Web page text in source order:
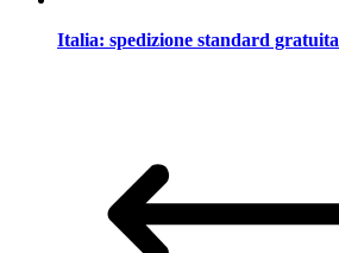
Italia: spedizione standard gratuita